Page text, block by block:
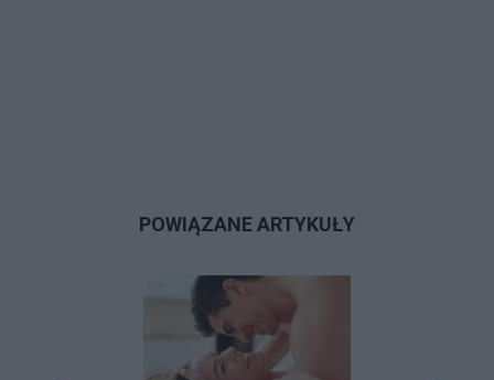
POWIĄZANE ARTYKUŁY